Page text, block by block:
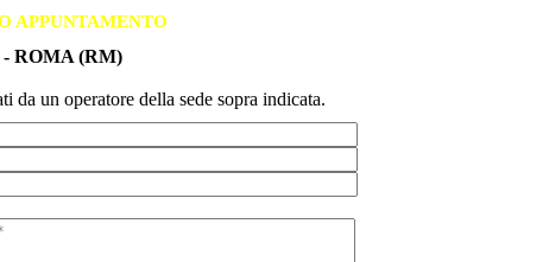
APPUNTAMENTO
ROMA (RM)
da un operatore della sede sopra indicata.